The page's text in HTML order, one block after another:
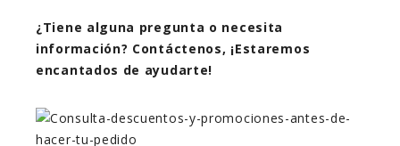
¿Tiene alguna pregunta o necesita
información? Contáctenos, ¡Estaremos
encantados de ayudarte!